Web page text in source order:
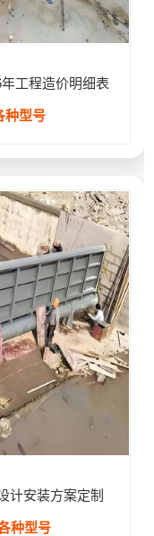
工程造价明细表
种型号
计安装方案定制
种型号